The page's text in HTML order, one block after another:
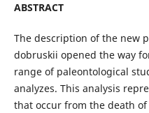
ABSTRACT
The description of the new
dobruskii opened the way
range of paleontological
analyzes. This analysis
that occur from the death